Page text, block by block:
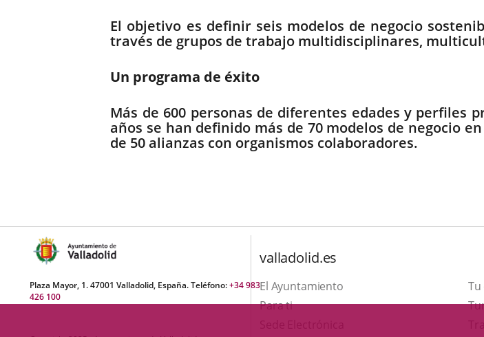
El objetivo es definir seis modelos de negocio
través de grupos de trabajo multidisciplinares,
Un programa de éxito
Más de 600 personas de diferentes edades y perfiles
años se han definido más de 70 modelos de negocio
de 50 alianzas con organismos colaboradores.
Plaza Mayor, 1. 47001 Valladolid, España. Teléfono:+34 983
426 100
valladolid.es
El Ayuntamiento
Para ti